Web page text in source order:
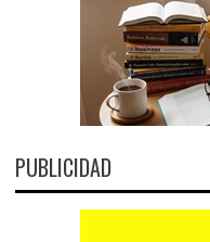
PUBLICIDAD